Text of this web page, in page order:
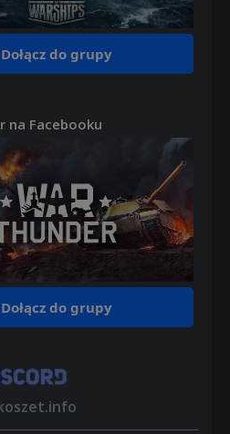
Dołącz do grupy
na Facebooku
Dołącz do grupy